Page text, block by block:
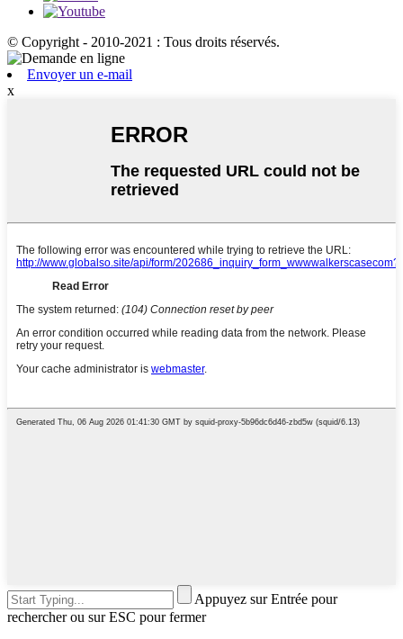
© Copyright - 2010-2021 : Tous droits réservés.
Envoyer un e-mail
x
Appuyez sur Entrée pour
rechercher ou sur ESC pour fermer